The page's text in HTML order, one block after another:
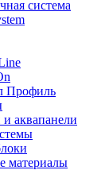
система
Профиль
аквапанели
материалы